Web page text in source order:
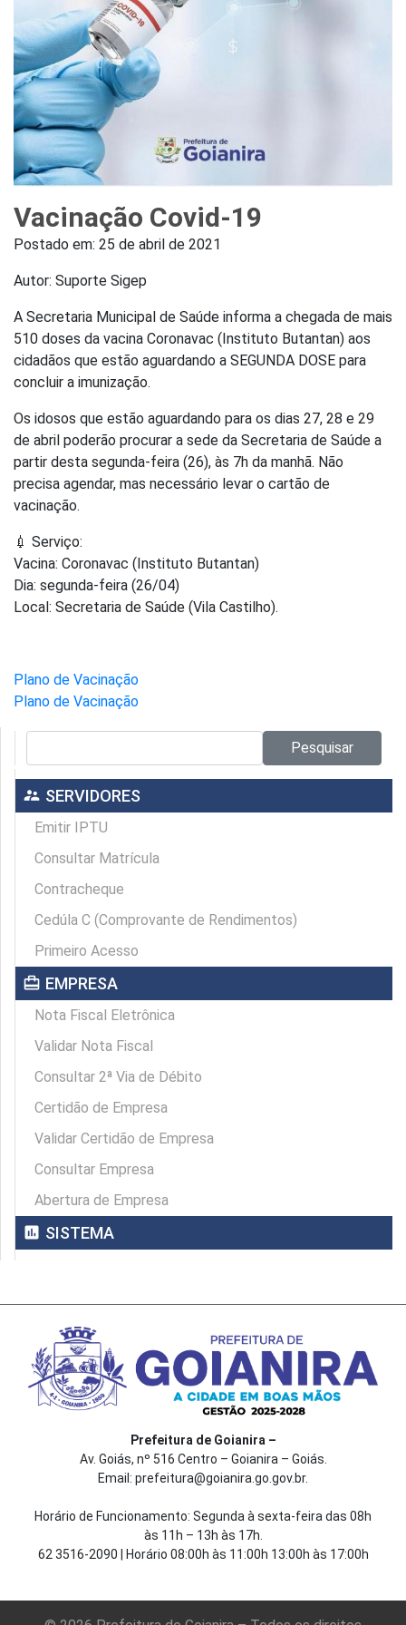
Vacinação Covid-19
Postado em: 25 de abril de 2021
Autor: Suporte Sigep
A Secretaria Municipal de Saúde informa a chegada de mais
510 doses da vacina Coronavac (Instituto Butantan) aos
cidadãos que estão aguardando a SEGUNDA DOSE para
concluir a imunização.
Os idosos que estão aguardando para os dias 27, 28 e 29
de abril poderão procurar a sede da Secretaria de Saúde a
partir desta segunda-feira (26), às 7h da manhã. Não
precisa agendar, mas necessário levar o cartão de
vacinação.
💉 Serviço:
Vacina: Coronavac (Instituto Butantan)
Dia: segunda-feira (26/04)
Local: Secretaria de Saúde (Vila Castilho).
Plano de Vacinação
Plano de Vacinação
Pesquisar
supervisor_account SERVIDORES
Emitir IPTU
Consultar Matrícula
Contracheque
Cedúla C (Comprovante de Rendimentos)
Primeiro Acesso
card_travel EMPRESA
Nota Fiscal Eletrônica
Validar Nota Fiscal
Consultar 2ª Via de Débito
Certidão de Empresa
Validar Certidão de Empresa
Consultar Empresa
Abertura de Empresa
assessment SISTEMA
Prefeitura de Goianira –
Av. Goiás, nº 516 Centro – Goianira – Goiás.
Email: prefeitura@goianira.go.gov.br.
Horário de Funcionamento: Segunda à sexta-feira das 08h
às 11h – 13h às 17h.
62 3516-2090 | Horário 08:00h às 11:00h 13:00h às 17:00h